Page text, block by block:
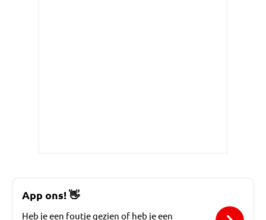
App ons!👋
Heb je een foutje gezien of heb je een